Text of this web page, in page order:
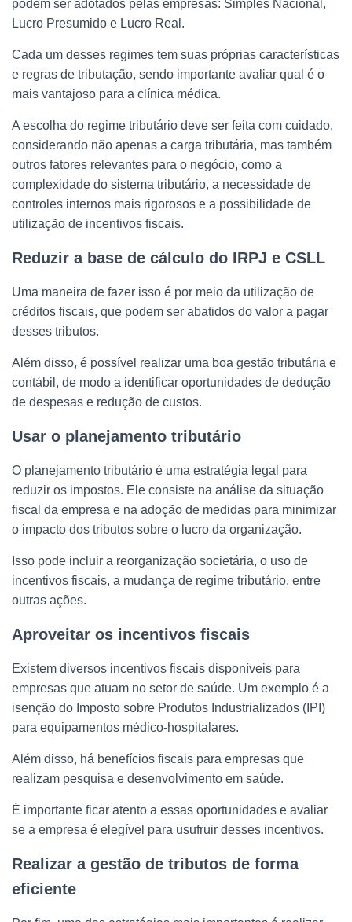
podem ser adotados pelas empresas: Simples Nacional,
Lucro Presumido e Lucro Real.
Cada um desses regimes tem suas próprias características
e regras de tributação, sendo importante avaliar qual é o
mais vantajoso para a clínica médica.
A escolha do regime tributário deve ser feita com cuidado,
considerando não apenas a carga tributária, mas também
outros fatores relevantes para o negócio, como a
complexidade do sistema tributário, a necessidade de
controles internos mais rigorosos e a possibilidade de
utilização de incentivos fiscais.
Reduzir a base de cálculo do IRPJ e CSLL
Uma maneira de fazer isso é por meio da utilização de
créditos fiscais, que podem ser abatidos do valor a pagar
desses tributos.
Além disso, é possível realizar uma boa gestão tributária e
contábil, de modo a identificar oportunidades de dedução
de despesas e redução de custos.
Usar o planejamento tributário
O planejamento tributário é uma estratégia legal para
reduzir os impostos. Ele consiste na análise da situação
fiscal da empresa e na adoção de medidas para minimizar
o impacto dos tributos sobre o lucro da organização.
Isso pode incluir a reorganização societária, o uso de
incentivos fiscais, a mudança de regime tributário, entre
outras ações.
Aproveitar os incentivos fiscais
Existem diversos incentivos fiscais disponíveis para
empresas que atuam no setor de saúde. Um exemplo é a
isenção do Imposto sobre Produtos Industrializados (IPI)
para equipamentos médico-hospitalares.
Além disso, há benefícios fiscais para empresas que
realizam pesquisa e desenvolvimento em saúde.
É importante ficar atento a essas oportunidades e avaliar
se a empresa é elegível para usufruir desses incentivos.
Realizar a gestão de tributos de forma
eficiente